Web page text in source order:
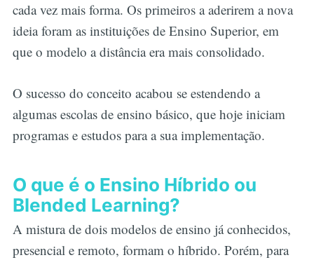
cada vez mais forma. Os primeiros a aderirem a nova
ideia foram as instituições de Ensino Superior, em
que o modelo a distância era mais consolidado.
O sucesso do conceito acabou se estendendo a
algumas escolas de ensino básico, que hoje iniciam
programas e estudos para a sua implementação.
O que é o Ensino Híbrido ou
Blended Learning?
A mistura de dois modelos de ensino já conhecidos,
presencial e remoto, formam o híbrido. Porém, para